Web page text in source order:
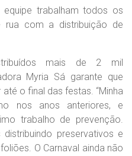
trabalham todos os
com a distribuição de
mais de 2 mil
Myria Sá garante que
o final das festas. “Minha
nos anos anteriores, e
trabalho de prevenção.
preservativos e
O Carnaval ainda não